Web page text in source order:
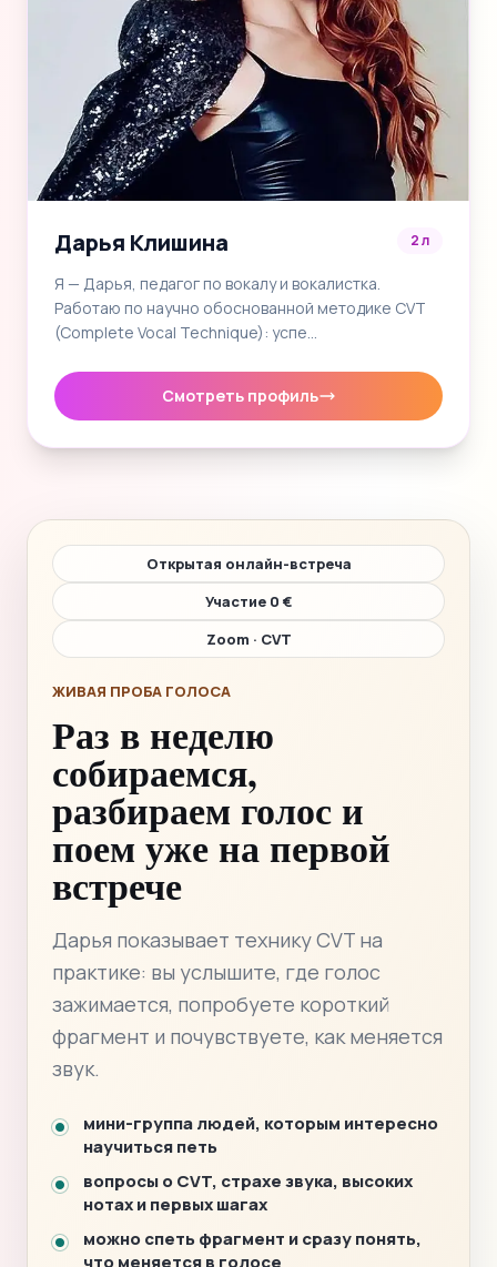
Дарья Клишина 2 л
Я — Дарья, педагог по вокалу и вокалистка.
Работаю по научно обоснованной методике CVT
(Complete Vocal Technique): успе…
Смотреть профиль
Открытая онлайн-встреча
Участие 0 €
Zoom · CVT
ЖИВАЯ ПРОБА ГОЛОСА
Раз в неделю
собираемся,
разбираем голос и
поем уже на первой
встрече
Дарья показывает технику CVT на
практике: вы услышите, где голос
зажимается, попробуете короткий
фрагмент и почувствуете, как меняется
звук.
мини-группа людей, которым интересно
научиться петь
вопросы о CVT, страхе звука, высоких
нотах и первых шагах
можно спеть фрагмент и сразу понять,
что меняется в голосе